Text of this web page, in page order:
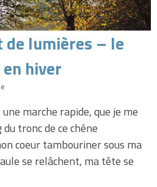
de lumières – le
hiver
marche rapide, que je me
tronc de ce chêne
coeur tambouriner sous ma
se relâchent, ma tête se